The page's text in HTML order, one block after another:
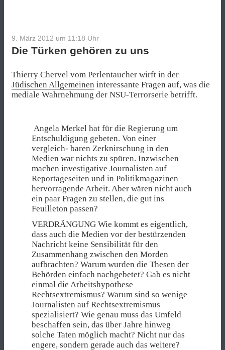
9. März 2012 um 11:18 Uhr
Die Türken gehören zu uns
Thierry Chervel vom Perlentaucher wirft in der
Jüdischen Allgemeinen interessante Fragen auf, was die
mediale Wahrnehmung der NSU-Terrorserie betrifft.
Angela Merkel hat für die Regierung um
Entschuldigung gebeten. Von einer
vergleich- baren Zerknirschung in den
Medien war nichts zu spüren. Inzwischen
machen investigative Journalisten auf
Reportageseiten und in Politikmagazinen
hervorragende Arbeit. Aber wären nicht auch
ein paar Fragen zu stellen, die gut ins
Feuilleton passen?
VERDRÄNGUNG Wie kommt es eigentlich,
dass auch die Medien vor der bestürzenden
Nachricht keine Sensibilität für den
Zusammenhang zwischen den Morden
aufbrachten? Warum wurden die Thesen der
Behörden einfach nachgebetet? Gab es nicht
einmal die Arbeitshypothese
Rechtsextremismus? Warum sind so wenige
Journalisten auf Rechtsextremismus
spezialisiert? Wie genau muss das Umfeld
beschaffen sein, das über Jahre hinweg
solche Taten möglich macht? Nicht nur das
engere, sondern gerade auch das weitere?